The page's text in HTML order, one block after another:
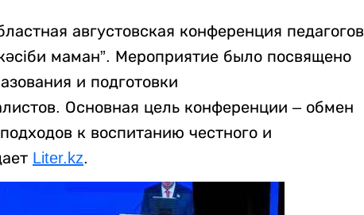
августовская конференция педагогов
маман”. Мероприятие было посвящено
и подготовки
Основная цель конференции – обмен
к воспитанию честного и
Liter.kz.